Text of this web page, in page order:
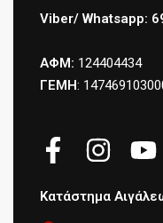
Viber/ Whatsapp:
ΑΦΜ: 124404434
ΓΕΜΗ:
Κατάστημα